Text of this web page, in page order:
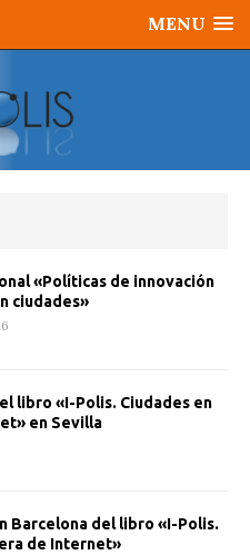
MENU
«Políticas de innovación
ciudades»
libro «I-Polis. Ciudades en
en Sevilla
Barcelona del libro «I-Po​l​is.
de Internet»